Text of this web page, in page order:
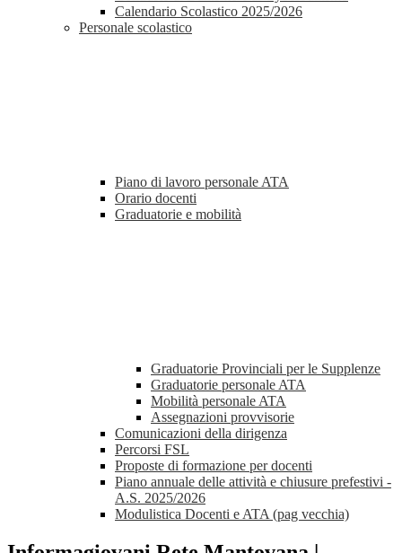
Calendario Scolastico 2025/2026
Personale scolastico
Piano di lavoro personale ATA
Orario docenti
Graduatorie e mobilità
Graduatorie Provinciali per le Supplenze
Graduatorie personale ATA
Mobilità personale ATA
Assegnazioni provvisorie
Comunicazioni della dirigenza
Percorsi FSL
Proposte di formazione per docenti
Piano annuale delle attività e chiusure prefestivi -
A.S. 2025/2026
Modulistica Docenti e ATA (pag vecchia)